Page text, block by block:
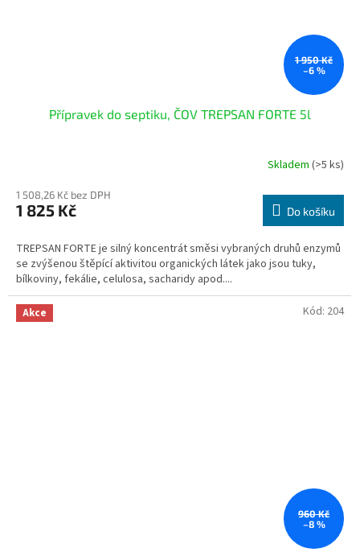
1 950 Kč
–6 %
Přípravek do septiku, ČOV TREPSAN FORTE 5l
produktu
je
z
5
hvězdiček.
Skladem(>5 ks)
1 508,26 Kč bez DPH
1 825 Kč Do košíku
TREPSAN FORTE je silný koncentrát směsi vybraných druhů enzymů
se zvýšenou štěpící aktivitou organických látek jako jsou tuky,
bílkoviny, fekálie, celulosa, sacharidy apod....
Akce
960 Kč
–8 %
Kód: 204